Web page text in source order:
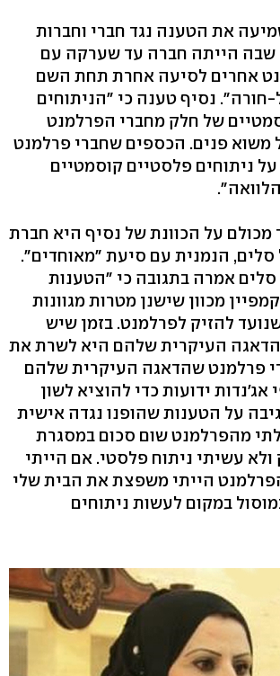
את הטענה נגד חברי וחברות
שבה הייתה חברה עד שערקה עם
אחרים לסיעה אחרת תחת השם
נסיף טענה כי "הניתוחים
של חלק מחברי הפרלמנט
משוא פנים. הכספים שחברי פרלמנט
ניתוחים פלסטיים קוסמטיים
מכולם על הכוונת של נסיף היא חברת
סלים, הנמנית עם סיעת "מאוחדים".
אמרה בתגובה כי "הטענות
מכוון שישנן מטרות מגוונות
להזיק לפרלמנט. בזמן שיש
העיקרית שלהם היא לשרת את
פרלמנט שהדאגה העיקרית שלהם
אג'נדות ידועות כדי להוציא לשון
על הטענות שהופנו נגדה אישית
מהפרלמנט שום סכום במסגרת
ולא עשיתי ניתוח פלסטי. אם הייתי
הייתי משפצת את הבית שלי
במקום לעשות ניתוחים